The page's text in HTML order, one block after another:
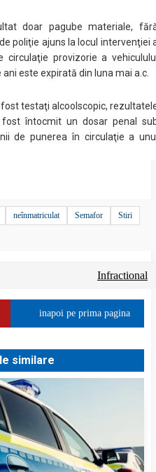
doar pagube materiale,
poliţie ajuns la locul intervenţiei
provizorie a
este expirată din luna mai a.c.
testaţi alcoolscopic,
întocmit un dosar penal
de punerea în circulaţie a
neînmatriculat Semafor
Stiri
Infractional
inapoi pe prima pagina
similare